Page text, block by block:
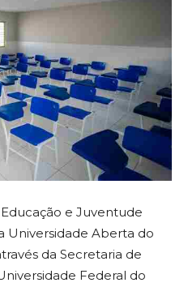
e Juventude
Universidade Aberta do
da Secretaria de
Federal do